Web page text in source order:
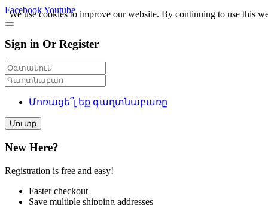
FacebookYoutube
Sign in Or Register
Մոռացե՞լ եք գաղտնաբառը
Մուտք
New Here?
Registration is free and easy!
Faster checkout
Save multiple shipping addresses
We use cookies to improve our website. By continuing to use this